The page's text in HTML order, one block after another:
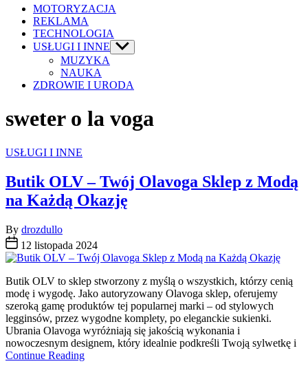
MOTORYZACJA
REKLAMA
TECHNOLOGIA
USŁUGI I INNE Show
sub
MUZYKA
NAUKA
ZDROWIE I URODA
sweter o la voga
Categories
USŁUGI I INNE
Butik OLV – Twój Olavoga Sklep z Modą
na Każdą Okazję
By drozdullo
12 listopada 2024
Butik OLV to sklep stworzony z myślą o wszystkich, którzy cenią
modę i wygodę. Jako autoryzowany Olavoga sklep, oferujemy
szeroką gamę produktów tej popularnej marki – od stylowych
legginsów, przez wygodne komplety, po eleganckie sukienki.
Ubrania Olavoga wyróżniają się jakością wykonania i
nowoczesnym designem, który idealnie podkreśli Twoją sylwetkę i
Continue Reading